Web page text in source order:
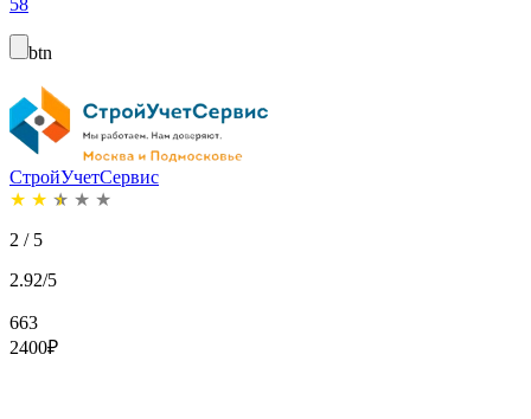
58
btn
СтройУчетСервис
★ ★ ★ ★ ★
2 / 5
2.92/5
663
2400₽